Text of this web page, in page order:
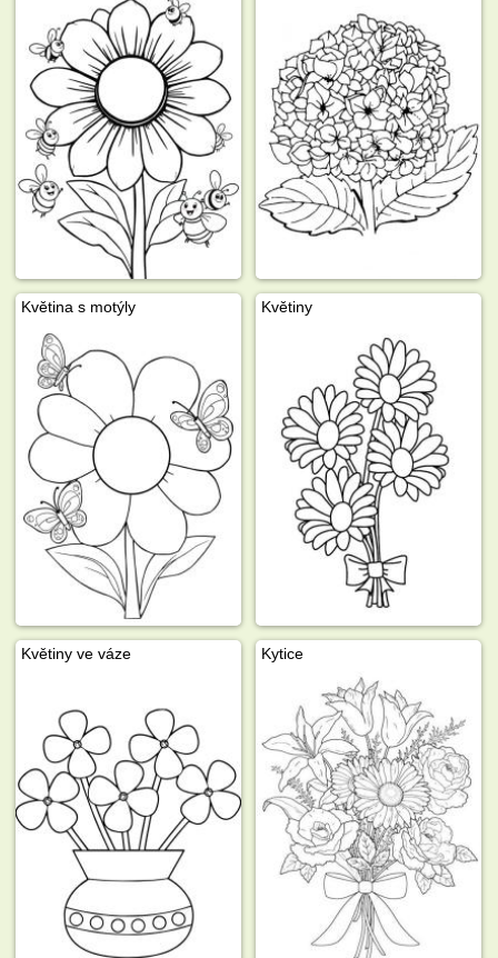
Květina s motýly Květiny
Květiny ve váze Kytice